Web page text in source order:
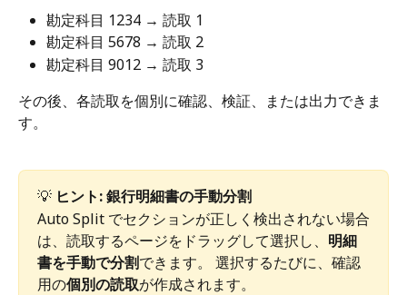
勘定科目 1234 → 読取 1
勘定科目 5678 → 読取 2
勘定科目 9012 → 読取 3
その後、各読取を個別に確認、検証、または出力できま
す。
💡 ヒント: 銀行明細書の手動分割
Auto Split でセクションが正しく検出されない場合
は、読取するページをドラッグして選択し、 明細
書を手動で分割できます。 選択するたびに、確認
用の個別の読取が作成されます。